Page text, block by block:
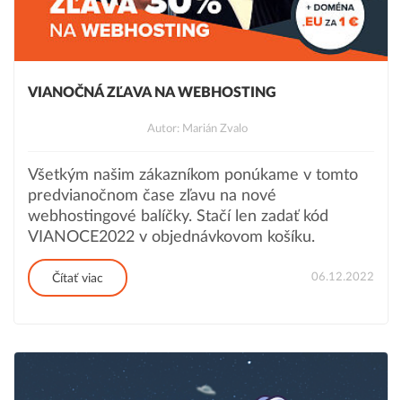
VIANOČNÁ ZĽAVA NA WEBHOSTING
Autor: Marián Zvalo
Všetkým našim zákazníkom ponúkame v tomto
predvianočnom čase zľavu na nové
webhostingové balíčky. Stačí len zadať kód
VIANOCE2022 v objednávkovom košíku.
Čítať viac 06.12.2022